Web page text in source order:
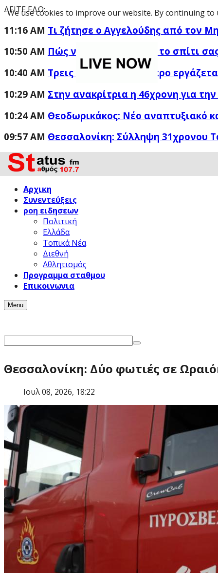
ΔΕΙΤΕ ΕΔΩ:
11:16 AM Τι ζήτησε ο Αγγελούδης από τον
10:50 AM Πώς να προστατέψετε το σπίτι
10:40 AM Τρεις φορές περισσότερο
10:29 AM Στην ανακρίτρια η 46χρονη για
10:24 AM Θεοδωρικάκος: Νέο αναπτυξιακό
09:57 AM Θεσσαλονίκη: Σύλληψη 31χρονου
Αρχικη
Συνεντεύξεις
ροη ειδησεων
Πολιτική
Ελλάδα
Τοπικά Νέα
Διεθνή
Αθλητισμός
Προγραμμα σταθμου
Επικοινωνια
Menu
Θεσσαλονίκη: Δύο φωτιές σε
Ιουλ 08, 2026, 18:22
We use cookies to improve our website. By continuing